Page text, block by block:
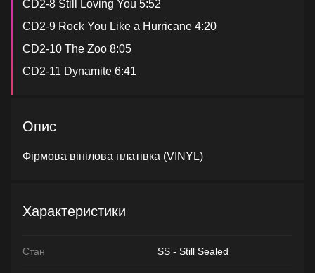
CD2-8 Still Loving You 5:52
CD2-9 Rock You Like a Hurricane 4:20
CD2-10 The Zoo 8:05
CD2-11 Dynamite 6:41
Опис
Фірмова вінілова платівка (VINYL)
Характеристики
Стан SS - Still Sealed